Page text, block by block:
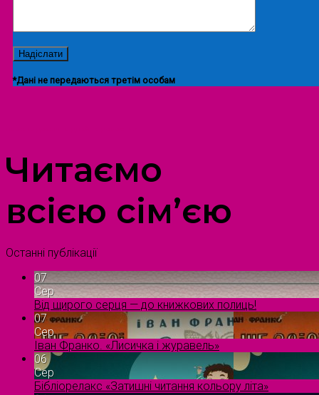
*Дані не передаються третім особам
Читаємо
всією сім’єю
Останні публікації
07
Сер
Від щирого серця — до книжкових полиць!
07
Сер
Іван Франко. «Лисичка і журавель»
06
Сер
Бібліорелакс «Затишні читання кольору літа»